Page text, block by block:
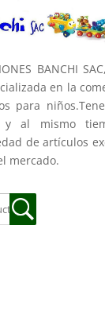
BANCHI
en la
para
y al mismo
de artículos
mercado.